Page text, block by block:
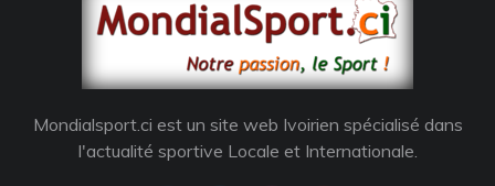
Mondialsport.ci est un site web Ivoirien spécialisé dans
l'actualité sportive Locale et Internationale.